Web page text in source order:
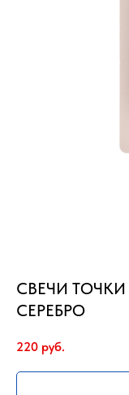
СВЕЧИ
СЕРЕБРО
220 руб.